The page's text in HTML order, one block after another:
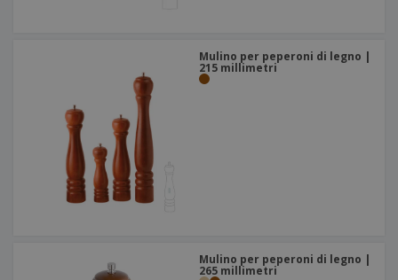
Mulino per peperoni di legno |
215 millimetri
Mulino per peperoni di legno |
265 millimetri